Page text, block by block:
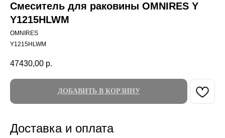
Смеситель для раковины OMNIRES Y
Y1215HLWM
OMNIRES
Y1215HLWM
47430,00 р.
ДОБАВИТЬ В КОРЗИНУ
Доставка и оплата